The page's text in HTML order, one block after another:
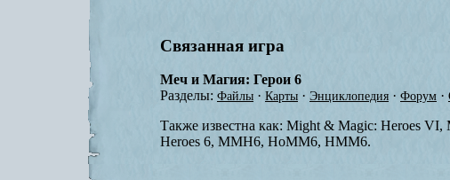
Связанная игра
Меч и Магия: Герои 6
Разделы: Файлы · Карты · Энциклопедия · Форум ·
Также известна как: Might & Magic: Heroes VI,
Heroes 6, MMH6, HoMM6, HMM6.